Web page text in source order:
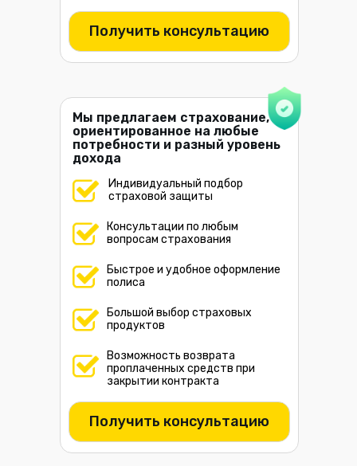
Получить консультацию
Получить консультацию
Индивидуальный подбор
страховой защиты
Консультации по любым
вопросам страхования
Мы предлагаем страхование,
ориентированное на любые
потребности и разный уровень
дохода
Большой выбор страховых
продуктов
Быстрое и удобное оформление
полиса
Возможность возврата
проплаченных средств при
закрытии контракта